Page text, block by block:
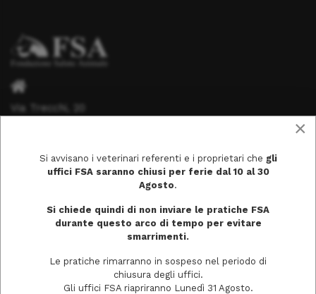
Via Trecchi, 20
info@fondazionesaluteanimale.it
×
Si avvisano i veterinari referenti e i proprietari che gli
uffici FSA saranno chiusi per ferie dal 10 al 30
Agosto.
Si chiede quindi di non inviare le pratiche FSA
durante questo arco di tempo per evitare
smarrimenti.
Le pratiche rimarranno in sospeso nel periodo di
chiusura degli uffici.
Gli uffici FSA riapriranno Lunedì 31 Agosto.